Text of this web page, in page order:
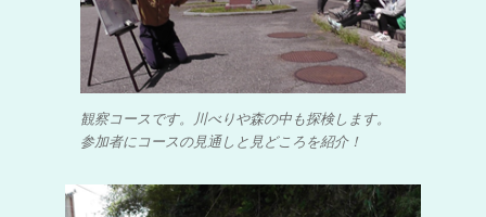
観察コースです。川べりや森の中も探検します。
参加者にコースの見通しと見どころを紹介！